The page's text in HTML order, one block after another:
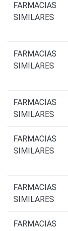
FARMACIAS
SIMILARES
FARMACIAS
SIMILARES
FARMACIAS
SIMILARES
FARMACIAS
SIMILARES
FARMACIAS
SIMILARES
FARMACIAS